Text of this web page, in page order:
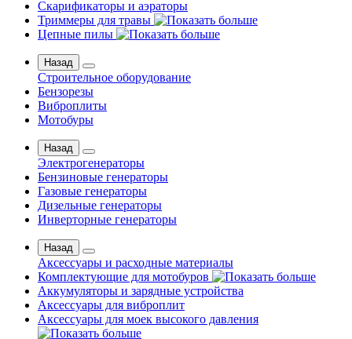
Скарификаторы и аэраторы
Триммеры для травы
Цепные пилы
Назад
Строительное оборудование
Бензорезы
Виброплиты
Мотобуры
Назад
Электрогенераторы
Бензиновые генераторы
Газовые генераторы
Дизельные генераторы
Инверторные генераторы
Назад
Аксессуары и расходные материалы
Комплектующие для мотобуров
Аккумуляторы и зарядные устройства
Аксессуары для виброплит
Аксессуары для моек высокого давления